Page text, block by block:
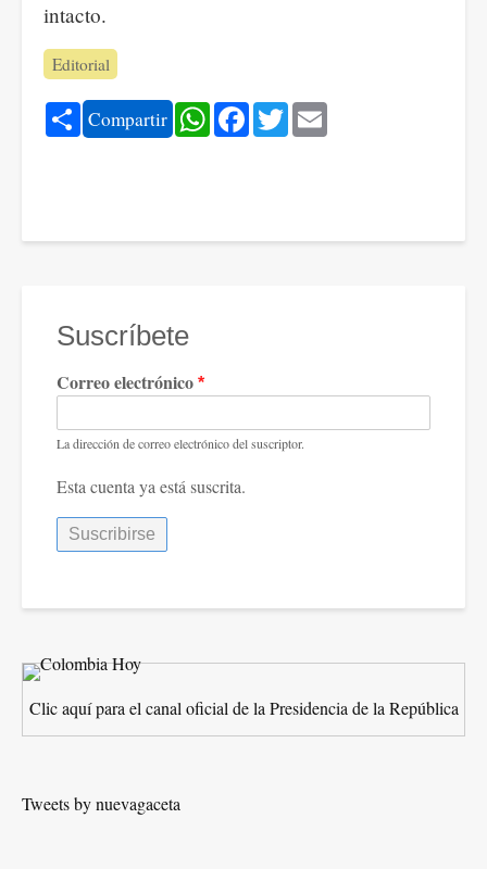
intacto.
Editorial
Share
Compartir WhatsApp
Facebook
Twitter
Suscríbete
Correo electrónico
La dirección de correo electrónico del suscriptor.
Esta cuenta ya está suscrita.
Clic aquí para el canal oficial de la Presidencia de la República
Tweets by nuevagaceta